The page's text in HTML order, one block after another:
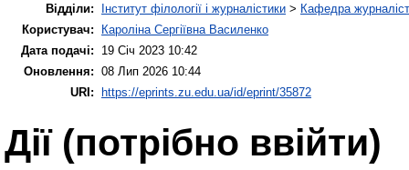
Відділи:
Інститут філології і журналістики > Кафедра
Користувач:
Кароліна Сергіївна Василенко
Дата подачі:
19 Січ 2023 10:42
Оновлення: 08 Лип 2026 10:44
URI:
https://eprints.zu.edu.ua/id/eprint/35872
Дії ​​(потрібно ввійти)